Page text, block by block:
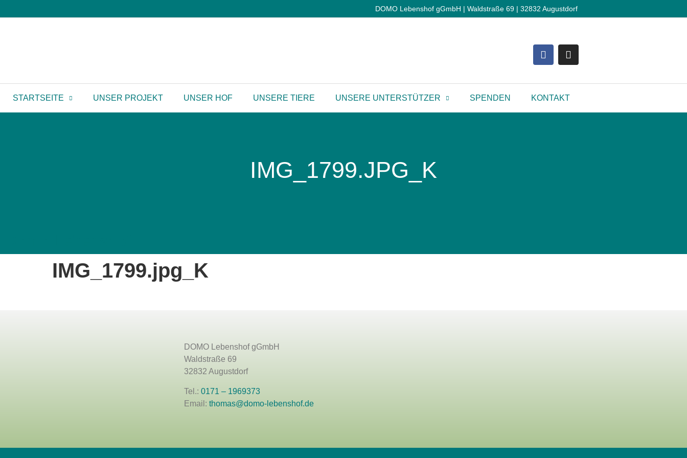
DOMO Lebenshof gGmbH | Waldstraße 69 | 32832 Augustdorf
STARTSEITE UNSER PROJEKT UNSER HOF UNSERE TIERE UNSERE UNTERSTÜTZER SPENDEN KONTAKT
IMG_1799.JPG_K
IMG_1799.jpg_K
DOMO Lebenshof gGmbH
Waldstraße 69
32832 Augustdorf
Tel.: 0171 – 1969373
Email: thomas@domo-lebenshof.de